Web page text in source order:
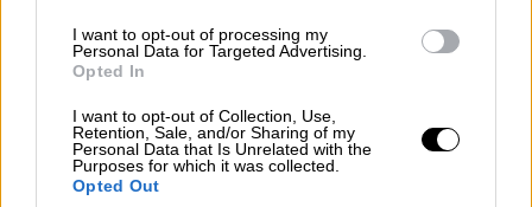
I want to opt-out of processing my
Personal Data for Targeted Advertising.
Opted In
I want to opt-out of Collection, Use,
Retention, Sale, and/or Sharing of my
Personal Data that Is Unrelated with the
Purposes for which it was collected.
Opted Out
ΑΕΛ, φωνάζει ο κάκιστος Παναθηναϊκός
Από το 1' η ΑΕΛ έπαιζε με παίκτη λιγότερο,
όμως πήρε παλικαρίσια ισοπαλία (1-1) από
τον Παναθηναϊκό που φωνάζει δικαίως για
τη φάση του 88'